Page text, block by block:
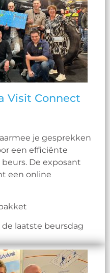
Visit Connect
je gesprekken
een efficiënte
De exposant
een online
de laatste beursdag